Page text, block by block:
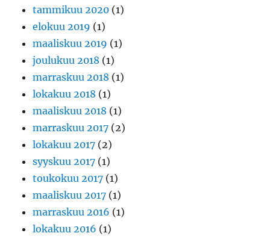
tammikuu 2020 (1)
elokuu 2019 (1)
maaliskuu 2019 (1)
joulukuu 2018 (1)
marraskuu 2018 (1)
lokakuu 2018 (1)
maaliskuu 2018 (1)
marraskuu 2017 (2)
lokakuu 2017 (2)
syyskuu 2017 (1)
toukokuu 2017 (1)
maaliskuu 2017 (1)
marraskuu 2016 (1)
lokakuu 2016 (1)